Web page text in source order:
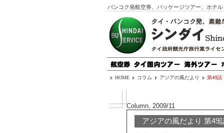
バンコク発航空券、パッケージツアー、ホテ
HOME コラム アジアの風だより 第49話
Column, 2009/11
アジアの風だより 第49